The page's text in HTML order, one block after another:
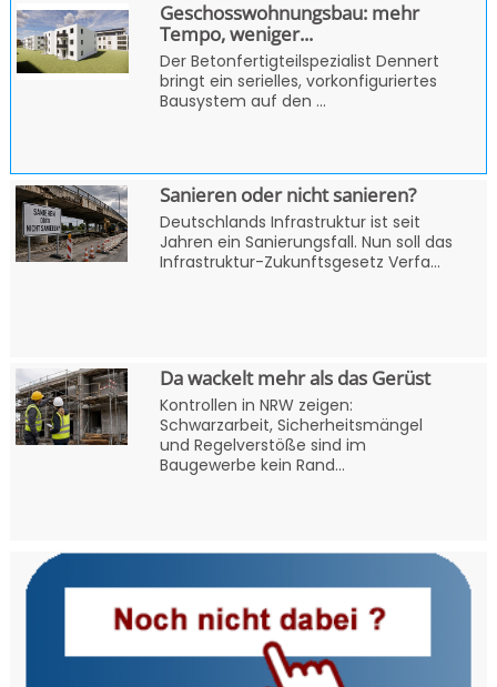
Geschosswohnungsbau: mehr
Tempo, weniger...
Der Betonfertigteilspezialist Dennert
bringt ein serielles, vorkonfiguriertes
Bausystem auf den ...
Sanieren oder nicht sanieren?
Deutschlands Infrastruktur ist seit
Jahren ein Sanierungsfall. Nun soll das
Infrastruktur-Zukunftsgesetz Verfa...
Da wackelt mehr als das Gerüst
Kontrollen in NRW zeigen:
Schwarzarbeit, Sicherheitsmängel
und Regelverstöße sind im
Baugewerbe kein Rand...